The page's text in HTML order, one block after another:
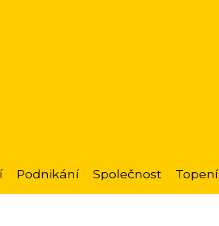
Podnikání Společnost Topení